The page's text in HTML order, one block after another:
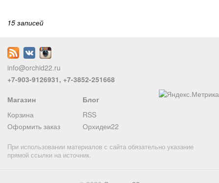
15 записей
info@orchid22.ru
+7-903-9126931, +7-3852-251668
Магазин
Корзина
Оформить заказ
Блог
RSS
Орхидеи22
При использовании материалов с сайта обязательно указание
прямой ссылки на источник.